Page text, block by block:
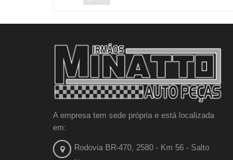
A empresa tem sede própria e está localizada
em:
Rodovia BR-470, 2580 - Km 56 - Salto